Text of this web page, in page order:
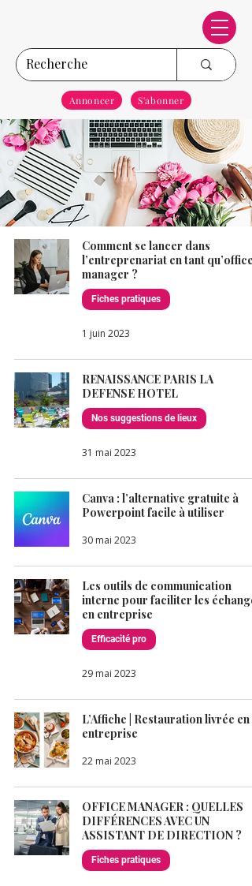
S'abonner
Annoncer
Comment se lancer dans
l’entreprenariat en tant qu’office
manager ?
Fiches pratiques
1 juin 2023
RENAISSANCE PARIS LA
DEFENSE HOTEL
Nos suggestions de lieux
31 mai 2023
Canva : l’alternative gratuite à
Powerpoint facile à utiliser
30 mai 2023
Les outils de communication
interne pour faciliter les
en entreprise
Efficacité pro
29 mai 2023
L’Affiche | Restauration livrée en
entreprise
22 mai 2023
OFFICE MANAGER : QUELLES
DIFFÉRENCES AVEC UN
ASSISTANT DE DIRECTION ?
Fiches pratiques